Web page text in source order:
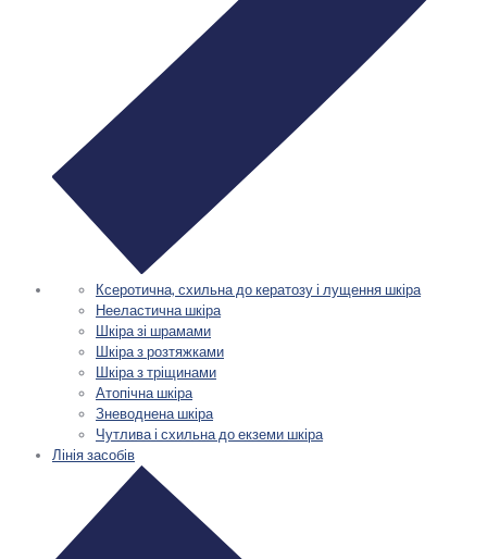
Ксеротична, схильна до кератозу і лущення шкіра
Нееластична шкіра
Шкіра зі шрамами
Шкіра з розтяжками
Шкіра з тріщинами
Атопічна шкіра
Зневоднена шкіра
Чутлива і схильна до екземи шкіра
Лінія засобів